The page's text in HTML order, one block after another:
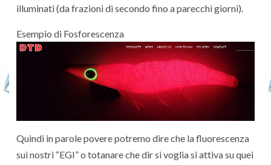
illuminati (da frazioni di secondo fino a parecchi giorni).
Esempio di Fosforescenza
Quindi in parole povere potremo dire che la fluorescenza
sui nostri “EGI” o totanare che dir si voglia si attiva su quei